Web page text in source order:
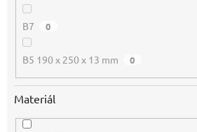
B7 0
B5 190 x 250 x 13 mm 0
Materiál